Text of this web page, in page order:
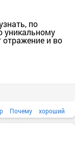
по
уникальному
и во
Почему хороший